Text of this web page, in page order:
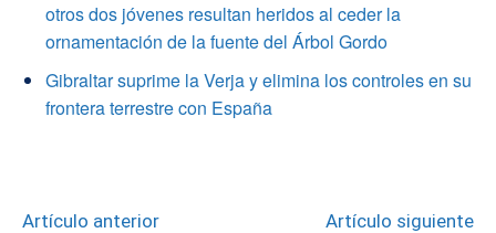
otros dos jóvenes resultan heridos al ceder la
ornamentación de la fuente del Árbol Gordo
Gibraltar suprime la Verja y elimina los controles en su
frontera terrestre con España
Artículo anterior Artículo siguiente